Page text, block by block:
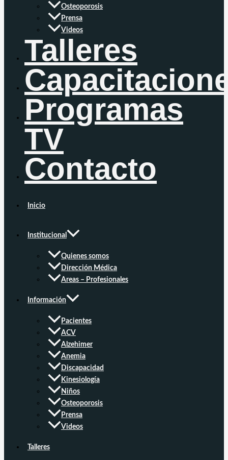
Osteoporosis
Prensa
Videos
Talleres
Programas
TV
Contacto
Inicio
Institucional
Quienes somos
Dirección Médica
Areas – Profesionales
Información
Pacientes
ACV
Alzehimer
Anemia
Discapacidad
Kinesiología
Niños
Osteoporosis
Prensa
Videos
Talleres